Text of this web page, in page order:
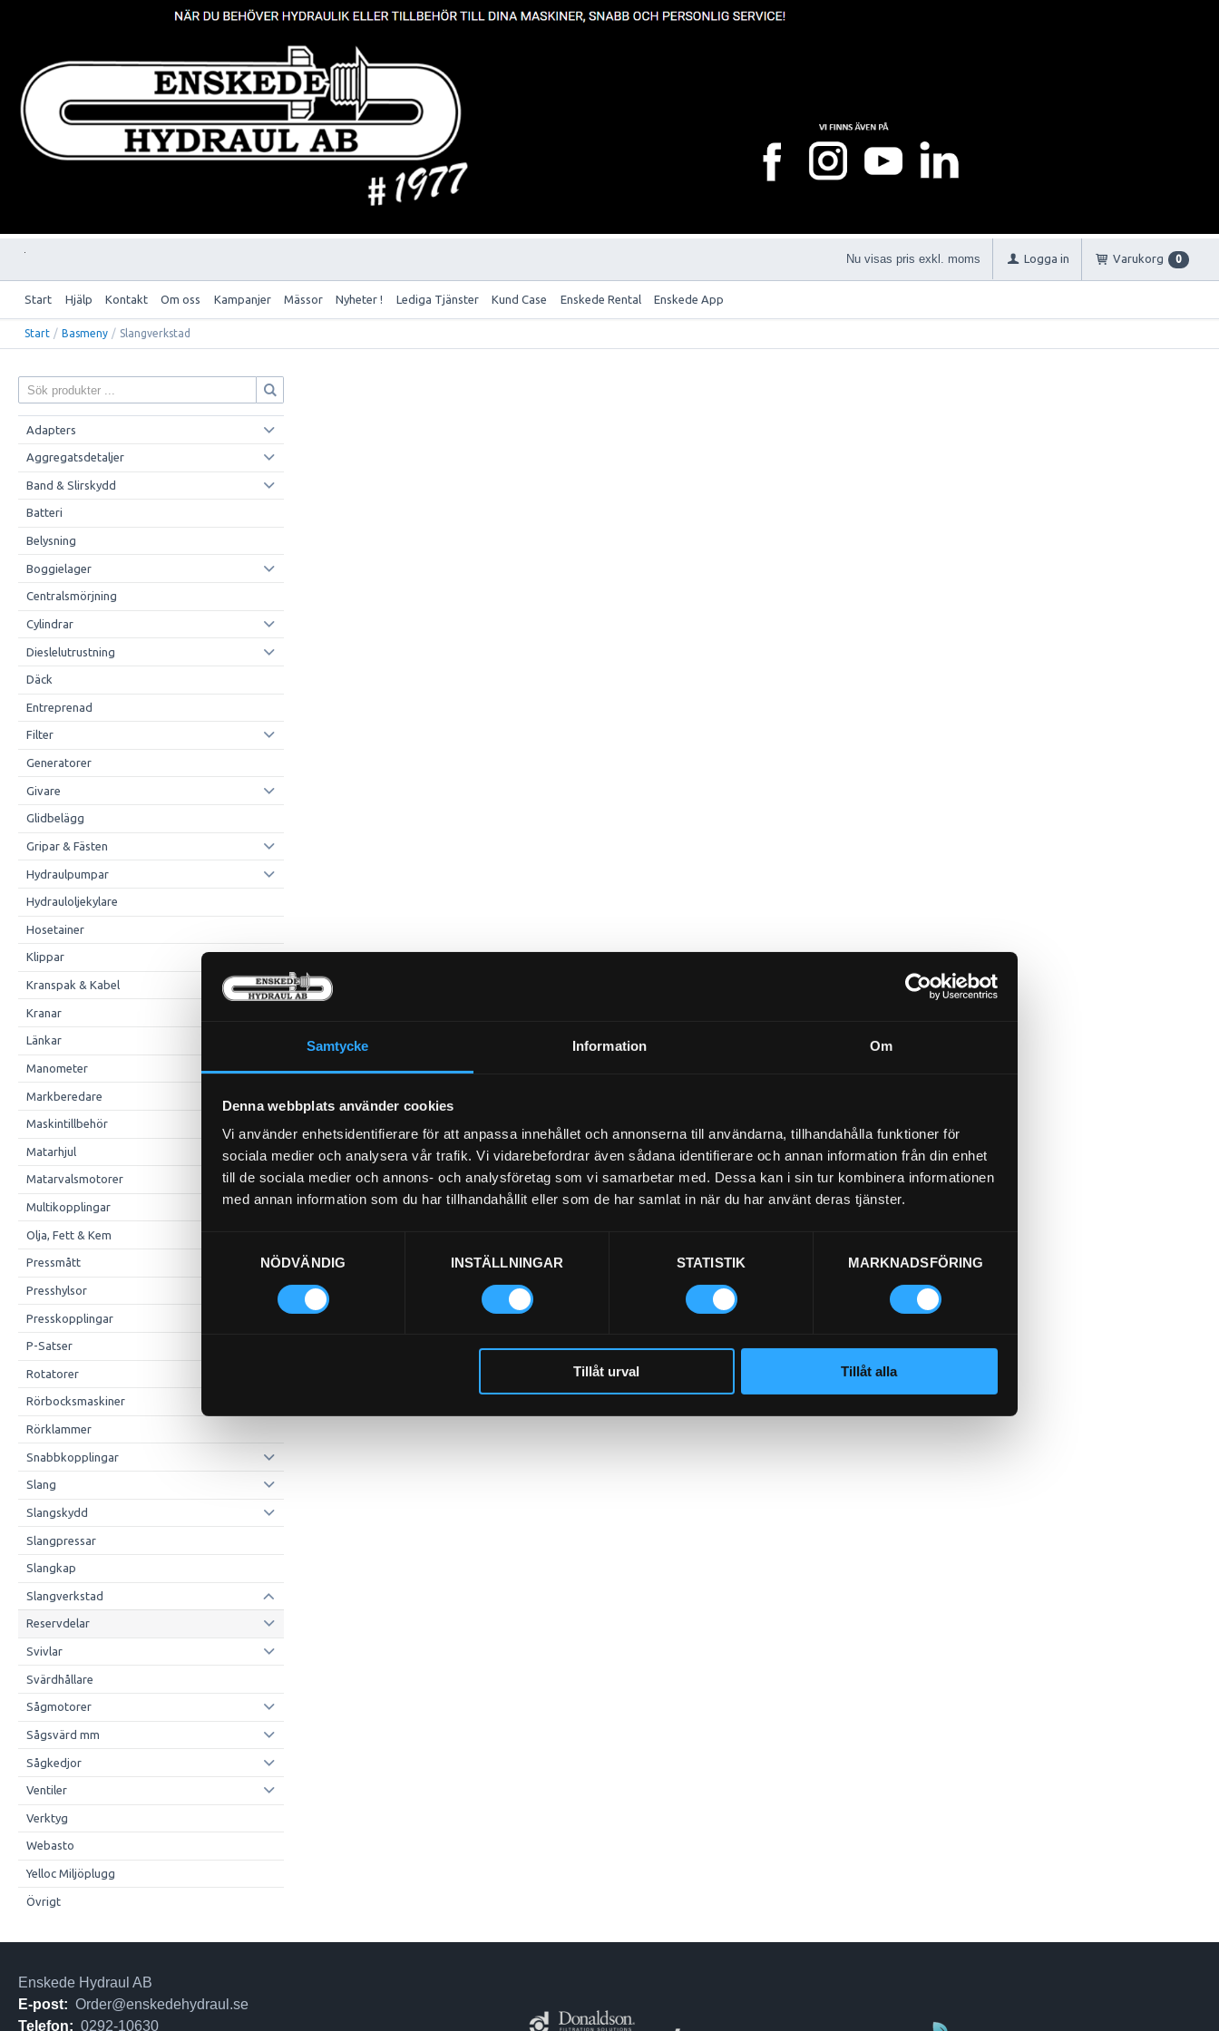
Samtycke Information Om
Denna webbplats använder cookies
Vi använder enhetsidentifierare för att anpassa innehållet och annonserna till användarna, tillhandahålla funktioner för
sociala medier och analysera vår trafik. Vi vidarebefordrar även sådana identifierare och annan information från din enhet
till de sociala medier och annons- och analysföretag som vi samarbetar med. Dessa kan i sin tur kombinera informationen
med annan information som du har tillhandahållit eller som de har samlat in när du har använt deras tjänster.
NÖDVÄNDIG
INSTÄLLNINGAR STATISTIK MARKNADSFÖRING
Tillåt urval Tillåt alla
Nu visas pris exkl. moms Logga in Varukorg 0
Start Hjälp Kontakt Om oss Kampanjer Mässor Nyheter ! Lediga Tjänster Kund Case Enskede Rental Enskede App
Start / Basmeny / Slangverkstad
Adapters
Aggregatsdetaljer
Band & Slirskydd
Batteri
Belysning
Boggielager
Centralsmörjning
Cylindrar
Dieslelutrustning
Däck
Entreprenad
Filter
Generatorer
Givare
Glidbelägg
Gripar & Fästen
Hydraulpumpar
Hydrauloljekylare
Hosetainer
Klippar
Kranspak & Kabel
Kranar
Länkar
Manometer
Markberedare
Maskintillbehör
Matarhjul
Matarvalsmotorer
Multikopplingar
Olja, Fett & Kem
Pressmått
Presshylsor
Presskopplingar
P-Satser
Rotatorer
Rörbocksmaskiner
Rörklammer
Snabbkopplingar
Slang
Slangskydd
Slangpressar
Slangkap
Slangverkstad
Reservdelar
Svivlar
Svärdhållare
Sågmotorer
Sågsvärd mm
Sågkedjor
Ventiler
Verktyg
Webasto
Yelloc Miljöplugg
Övrigt
Enskede Hydraul AB
E-post: Order@enskedehydraul.se
Telefon: 0292-10630